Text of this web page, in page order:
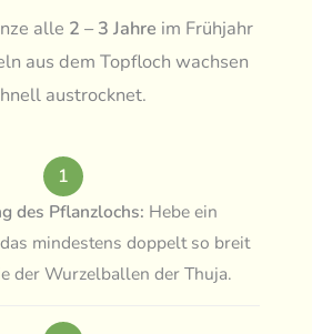
alle 2 – 3 Jahre im Frühjahr
aus dem Topfloch wachsen
austrocknet.
1
des Pflanzlochs: Hebe ein
mindestens doppelt so breit
der Wurzelballen der Thuja.